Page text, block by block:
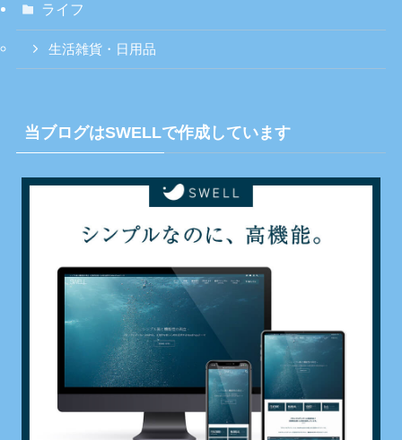
ライフ
生活雑貨・日用品
当ブログはSWELLで作成しています